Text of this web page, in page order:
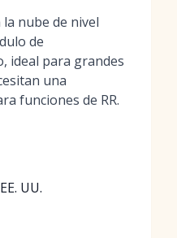
nube de nivel
de
ideal para grandes
una
funciones de RR.
UU.